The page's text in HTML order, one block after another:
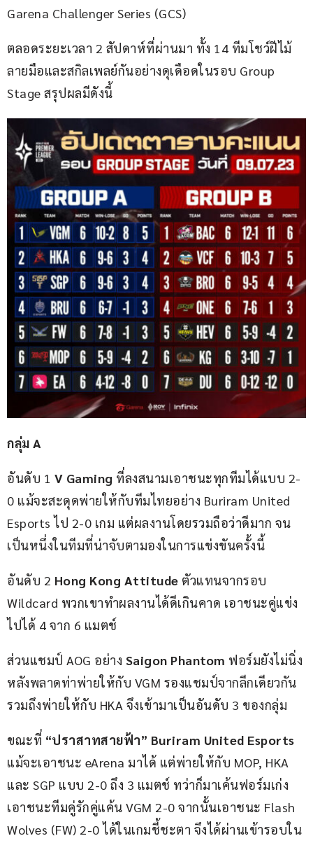
Garena Challenger Series (GCS)
ตลอดระยะเวลา 2 สัปดาห์ที่ผ่านมา ทั้ง 14 ทีมโชว์ฝีไม้
ลายมือและสกิลเพลย์กันอย่างดุเดือดในรอบ Group
Stage สรุปผลมีดังนี้
กลุ่ม A
อันดับ 1 V Gaming ที่ลงสนามเอาชนะทุกทีมได้แบบ 2-
0 แม้จะสะดุดพ่ายให้กับทีมไทยอย่าง Buriram United
Esports ไป 2-0 เกม แต่ผลงานโดยรวมถือว่าดีมาก จน
เป็นหนึ่งในทีมที่น่าจับตามองในการแข่งขันครั้งนี้
อันดับ 2 Hong Kong Attitude ตัวแทนจากรอบ
Wildcard พวกเขาทำผลงานได้ดีเกินคาด เอาชนะคู่แข่ง
ไปได้ 4 จาก 6 แมตช์
ส่วนแชมป์ AOG อย่าง Saigon Phantom ฟอร์มยังไม่นิ่ง
หลังพลาดท่าพ่ายให้กับ VGM รองแชมป์จากลีกเดียวกัน
รวมถึงพ่ายให้กับ HKA จึงเข้ามาเป็นอันดับ 3 ของกลุ่ม
ขณะที่ “ปราสาทสายฟ้า” Buriram United Esports
แม้จะเอาชนะ eArena มาได้ แต่พ่ายให้กับ MOP, HKA
และ SGP แบบ 2-0 ถึง 3 แมตช์ ทว่าก็มาเค้นฟอร์มเก่ง
เอาชนะทีมคู่รักคู่แค้น VGM 2-0 จากนั้นเอาชนะ Flash
Wolves (FW) 2-0 ได้ในเกมชี้ชะตา จึงได้ผ่านเข้ารอบใน